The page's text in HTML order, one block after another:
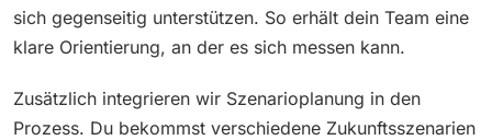
sich gegenseitig unterstützen. So erhält dein Team eine
klare Orientierung, an der es sich messen kann.
Zusätzlich integrieren wir Szenarioplanung in den
Prozess. Du bekommst verschiedene Zukunftsszenarien